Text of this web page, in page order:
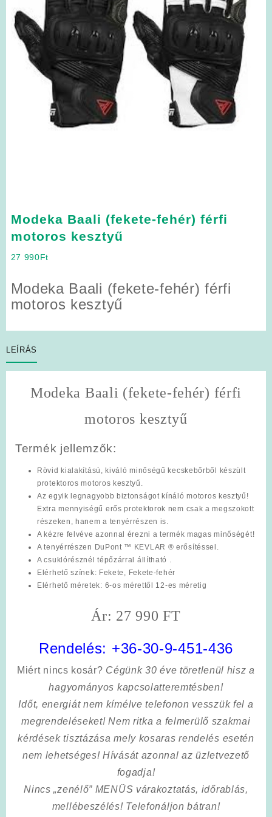
Modeka Baali (fekete-fehér) férfi
motoros kesztyű
27 990Ft
Modeka Baali (fekete-fehér) férfi
motoros kesztyű
LEÍRÁS
Modeka Baali (fekete-fehér) férfi
motoros kesztyű
Termék jellemzők:
Rövid kialakítású, kiváló minőségű kecskebőrből készült
protektoros motoros kesztyű.
Az egyik legnagyobb biztonságot kínáló motoros kesztyű!
Extra mennyiségű erős protektorok nem csak a megszokott
részeken, hanem a tenyérrészen is.
A kézre felvéve azonnal érezni a termék magas minőségét!
A tenyérrészen DuPont ™ KEVLAR ® erősítéssel.
A csuklórésznél tépőzárral állítható .
Elérhető színek: Fekete, Fekete-fehér
Elérhető méretek: 6-os mérettől 12-es méretig
Ár: 27 990 FT
Rendelés: +36-30-9-451-436
Miért nincs kosár? Cégünk 30 éve töretlenül hisz a
hagyományos kapcsolatteremtésben!
Időt, energiát nem kímélvetelefonon vesszük fel a
megrendeléseket! Nem ritka a felmerülő szakmai
kérdések tisztázása mely kosaras rendelés esetén
nem lehetséges! Hívását azonnal az üzletvezető
fogadja!
Nincs „zenélő” MENÜS várakoztatás, időrablás,
mellébeszélés! Telefonáljon bátran!